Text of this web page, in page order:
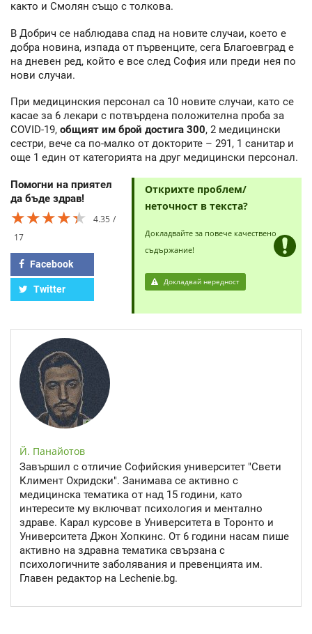
както и Смолян също с толкова.
В Добрич се наблюдава спад на новите случаи, което е
добра новина, изпада от първенците, сега Благоевград е
на дневен ред, който е все след София или преди нея по
нови случаи.
При медицинския персонал са 10 новите случаи, като се
касае за 6 лекари с потвърдена положителна проба за
COVID-19, общият им брой достига 300, 2 медицински
сестри, вече са по-малко от докторите – 291, 1 санитар и
още 1 един от категорията на друг медицински персонал.
Помогни на приятел
да бъде здрав!
★★★★★
★★★★★
★★★★★
4.35
17
Facebook
Twitter
Открихте проблем/
неточност в текста?
Докладвайте за повече качествено
съдържание!
Докладвай нередност
Й. Панайотов
Завършил с отличие Софийския университет "Свети
Климент Охридски". Занимава се активно с
медицинска тематика от над 15 години, като
интересите му включват психология и ментално
здраве. Карал курсове в Университета в Торонто и
Университета Джон Хопкинс. От 6 години насам пише
активно на здравна тематика свързана с
психологичните заболявания и превенцията им.
Главен редактор на Lechenie.bg.